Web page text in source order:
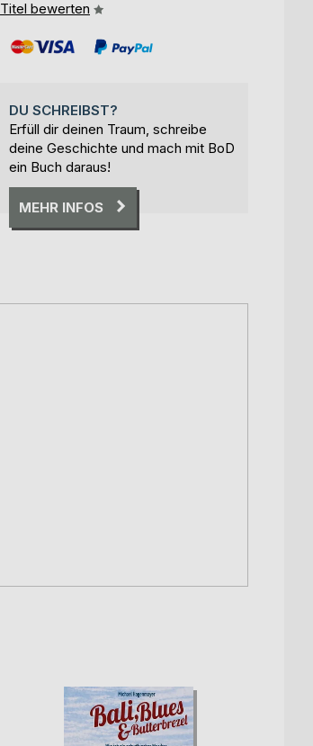
Titel bewerten
DU SCHREIBST?
Erfüll dir deinen Traum, schreibe
deine Geschichte und mach mit BoD
ein Buch daraus!
MEHR INFOS